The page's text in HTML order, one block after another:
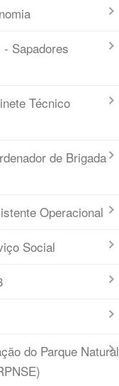
Sapadores
Técnico
de Brigada
Operacional
Social
do Parque Natural